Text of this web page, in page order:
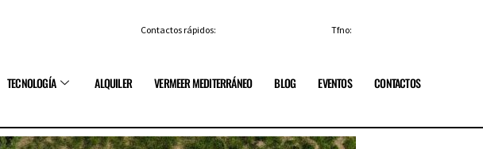
Contactos rápidos: Tfno:
TECNOLOGÍA ALQUILER VERMEER MEDITERRÁNEO BLOG EVENTOS CONTACTOS